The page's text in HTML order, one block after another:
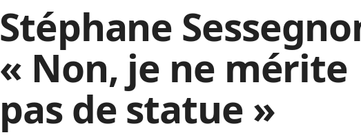
Stéphane
« Non, je ne mérite
pas de statue »